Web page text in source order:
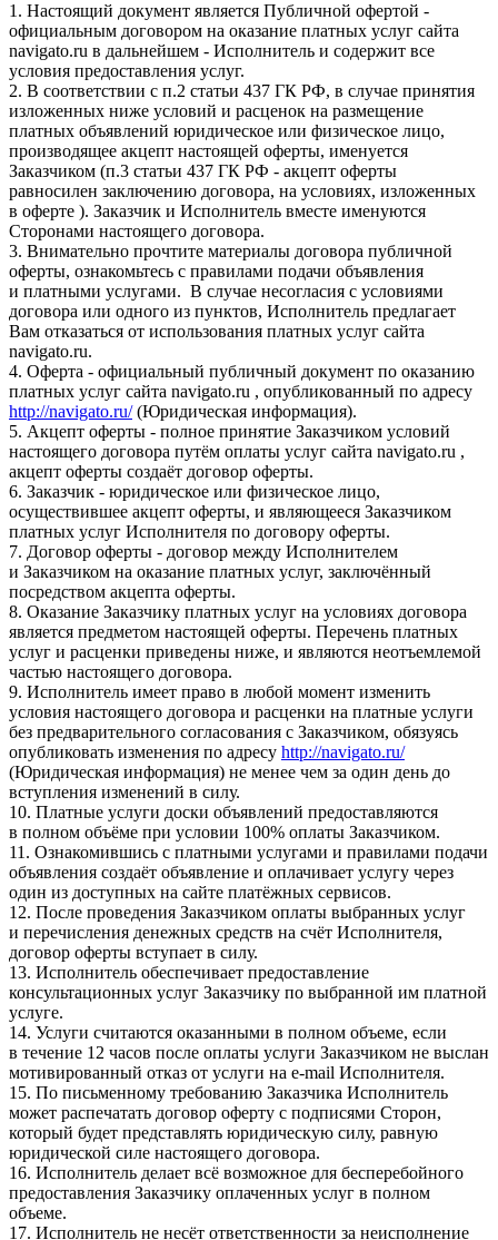
1. Настоящий документ является Публичной офертой -
официальным договором на оказание платных услуг сайта
navigato.ru в дальнейшем - Исполнитель и содержит все
условия предоставления услуг.
2. В соответствии с п.2 статьи 437 ГК РФ, в случае принятия
изложенных ниже условий и расценок на размещение
платных объявлений юридическое или физическое лицо,
производящее акцепт настоящей оферты, именуется
Заказчиком (п.3 статьи 437 ГК РФ - акцепт оферты
равносилен заключению договора, на условиях, изложенных
в оферте ). Заказчик и Исполнитель вместе именуются
Сторонами настоящего договора.
3. Внимательно прочтите материалы договора публичной
оферты, ознакомьтесь с правилами подачи объявления
и платными услугами. В случае несогласия с условиями
договора или одного из пунктов, Исполнитель предлагает
Вам отказаться от использования платных услуг сайта
navigato.ru.
4. Оферта - официальный публичный документ по оказанию
платных услуг сайта navigato.ru , опубликованный по адресу
http://navigato.ru/(Юридическая информация).
5. Акцепт оферты - полное принятие Заказчиком условий
настоящего договора путём оплаты услуг сайта navigato.ru ,
акцепт оферты создаёт договор оферты.
6. Заказчик - юридическое или физическое лицо,
осуществившее акцепт оферты, и являющееся Заказчиком
платных услуг Исполнителя по договору оферты.
7. Договор оферты - договор между Исполнителем
и Заказчиком на оказание платных услуг, заключённый
посредством акцепта оферты.
8. Оказание Заказчику платных услуг на условиях договора
является предметом настоящей оферты. Перечень платных
услуг и расценки приведены ниже, и являются неотъемлемой
частью настоящего договора.
9. Исполнитель имеет право в любой момент изменить
условия настоящего договора и расценки на платные услуги
без предварительного согласования с Заказчиком, обязуясь
опубликовать изменения по адресу http://navigato.ru/
(Юридическая информация) не менее чем за один день до
вступления изменений в силу.
10. Платные услуги доски объявлений предоставляются
в полном объёме при условии 100% оплаты Заказчиком.
11. Ознакомившись с платными услугами и правилами подачи
объявления создаёт объявление и оплачивает услугу через
один из доступных на сайте платёжных сервисов.
12. После проведения Заказчиком оплаты выбранных услуг
и перечисления денежных средств на счёт Исполнителя,
договор оферты вступает в силу.
13. Исполнитель обеспечивает предоставление
консультационных услуг Заказчику по выбранной им платной
услуге.
14. Услуги считаются оказанными в полном объеме, если
в течение 12 часов после оплаты услуги Заказчиком не выслан
мотивированный отказ от услуги на e-mail Исполнителя.
15. По письменному требованию Заказчика Исполнитель
может распечатать договор оферту с подписями Сторон,
который будет представлять юридическую силу, равную
юридической силе настоящего договора.
16. Исполнитель делает всё возможное для бесперебойного
предоставления Заказчику оплаченных услуг в полном
объеме.
17. Исполнитель не несёт ответственности за неисполнение